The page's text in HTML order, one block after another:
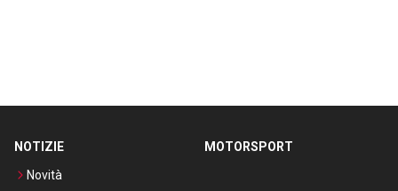
NOTIZIE
Novità
MOTORSPORT